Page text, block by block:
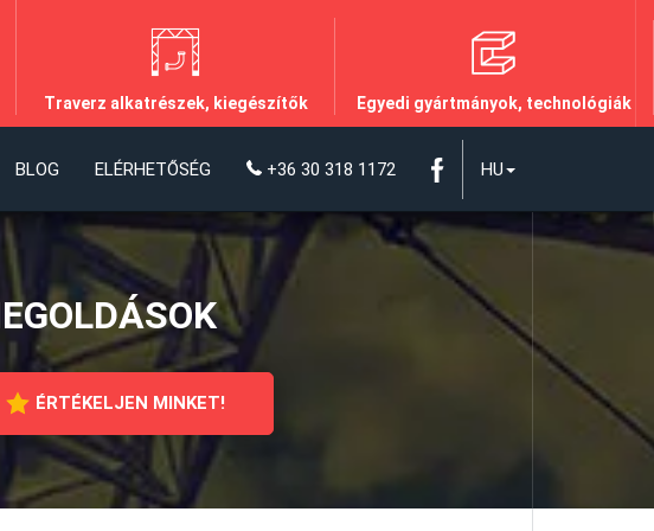
Traverz alkatrészek, kiegészítők Egyedi gyártmányok, technológiák
BLOG ELÉRHETŐSÉG +36 30 318 1172 HU
ÉRTÉKELJEN MINKET!